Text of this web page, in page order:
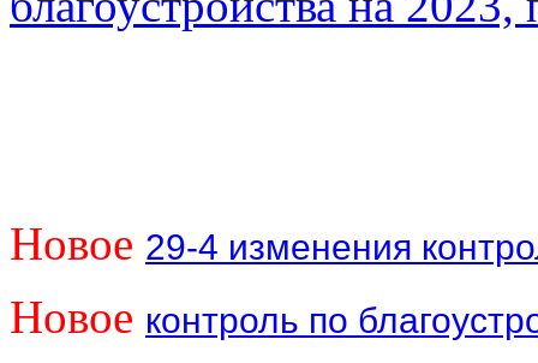
Новое 29-4 изменения
Новое контроль по